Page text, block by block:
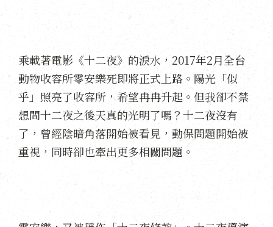
乘載著電影《十二夜》的淚水，2017年2月全台
動物收容所零安樂死即將正式上路。陽光「似
乎」照亮了收容所，希望冉冉升起。但我卻不禁
想問十二夜之後天真的光明了嗎？十二夜沒有
了，曾經陰暗角落開始被看見，動保問題開始被
重視，同時卻也牽出更多相關問題。